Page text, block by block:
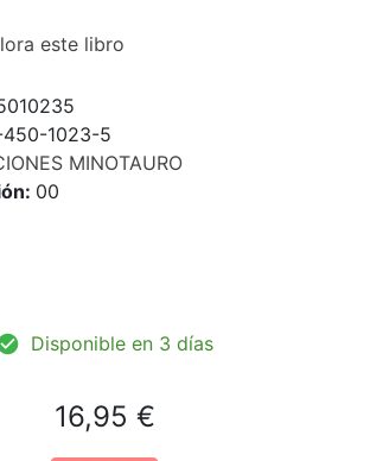
este libro
1023-5
MINOTAURO
00
Disponible en 3 días
16,95 €